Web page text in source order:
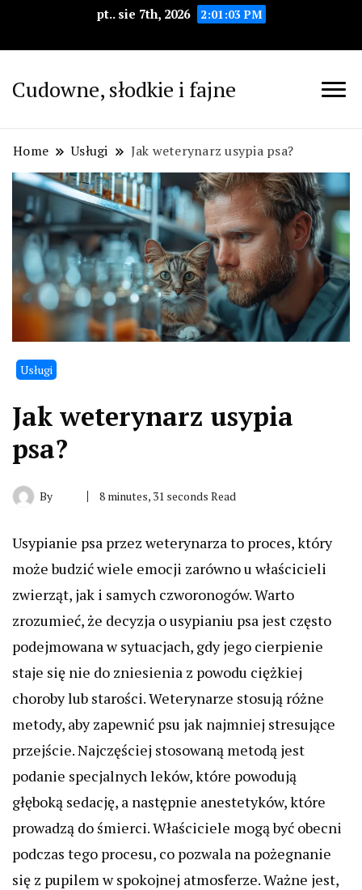
pt.. sie 7th, 2026 2:01:05 PM
Cudowne, słodkie i fajne
Home Usługi Jak weterynarz usypia psa?
Usługi
Jak weterynarz usypia
psa?
By 8 minutes, 31 seconds Read
Usypianie psa przez weterynarza to proces, który
może budzić wiele emocji zarówno u właścicieli
zwierząt, jak i samych czworonogów. Warto
zrozumieć, że decyzja o usypianiu psa jest często
podejmowana w sytuacjach, gdy jego cierpienie
staje się nie do zniesienia z powodu ciężkiej
choroby lub starości. Weterynarze stosują różne
metody, aby zapewnić psu jak najmniej stresujące
przejście. Najczęściej stosowaną metodą jest
podanie specjalnych leków, które powodują
głęboką sedację, a następnie anestetyków, które
prowadzą do śmierci. Właściciele mogą być obecni
podczas tego procesu, co pozwala na pożegnanie
się z pupilem w spokojnej atmosferze. Ważne jest,